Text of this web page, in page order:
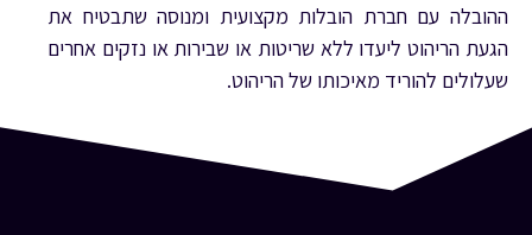
ההובלה עם חברת הובלות מקצועית ומנוסה שתבטיח את
הגעת הריהוט ליעדו ללא שריטות או שבירות או נזקים אחרים
שעלולים להוריד מאיכותו של הריהוט.